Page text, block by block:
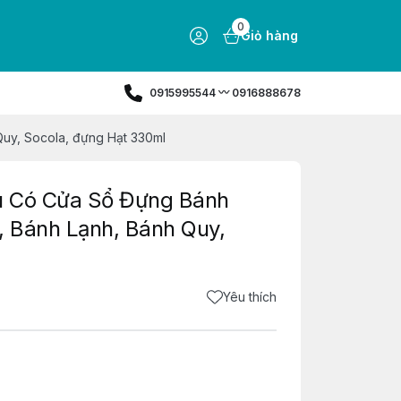
0
Giỏ hàng
0915995544 〰️ 0916888678
Socola, đựng Hạt 330ml
Có Cửa Sổ Đựng Bánh
Lạnh, Bánh Quy,
Yêu thích